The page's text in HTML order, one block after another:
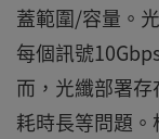
蓋範圍/容量。
每個訊號
而，光纖部署
耗時長等問題